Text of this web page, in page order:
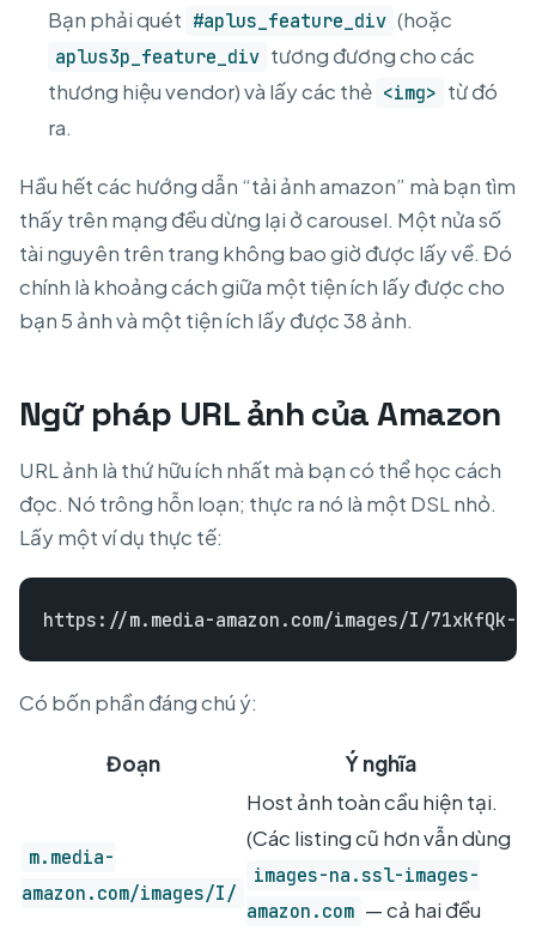
Bạn phải quét #aplus_feature_div (hoặc
aplus3p_feature_div tương đương cho các
thương hiệu vendor) và lấy các thẻ <img> từ đó
ra.
Hầu hết các hướng dẫn “tải ảnh amazon” mà bạn tìm
thấy trên mạng đều dừng lại ở carousel. Một nửa số
tài nguyên trên trang không bao giờ được lấy về. Đó
chính là khoảng cách giữa một tiện ích lấy được cho
bạn 5 ảnh và một tiện ích lấy được 38 ảnh.
Ngữ pháp URL ảnh của Amazon
URL ảnh là thứ hữu ích nhất mà bạn có thể học cách
đọc. Nó trông hỗn loạn; thực ra nó là một DSL nhỏ.
Lấy một ví dụ thực tế:
Có bốn phần đáng chú ý:
Đoạn Ý nghĩa
m.media-
amazon.com/images/I/
Host ảnh toàn cầu hiện tại.
(Các listing cũ hơn vẫn dùng
images-na.ssl-images-
amazon.com — cả hai đều